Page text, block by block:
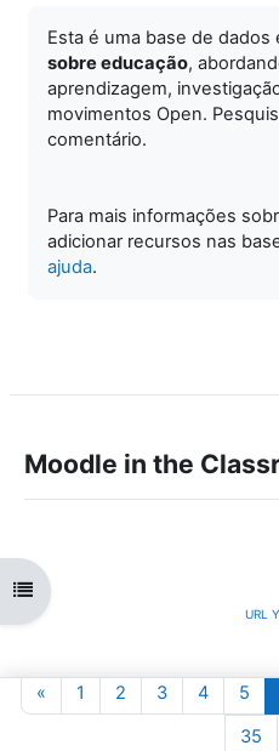
Abrir índice da disciplina
Esta é uma base de dados
sobre educação,
aprendizagem,
movimentos Open.
comentário.
Para mais informações
adicionar recursos nas
ajuda.
Moodle in the
URL
«Página anterior
1 Página 1
2Página 2
3Página 3
4Página 4
5
35